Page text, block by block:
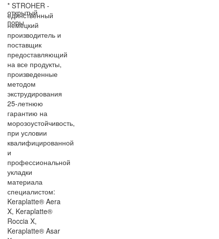
открытый
поры
* STROHER -
единственный
немецкий
производитель и
поставщик
предоставляющий
на все продукты,
произведенные
методом
экструдирования
25-летнюю
гарантию на
морозоустойчивость,
при условии
квалифицированной
и
профессиональной
укладки
материала
специалистом:
Keraplatte® Aera
X, Keraplatte®
Roccia X,
Keraplatte® Asar